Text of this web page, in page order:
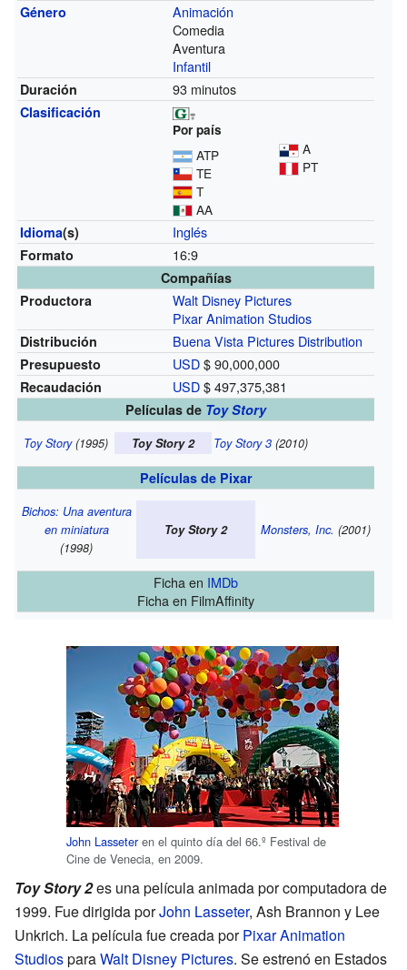
Género
Animación
Comedia
Aventura
Infantil
Duración 93 minutos
Clasificación
Por país
ATP
TE
T
AA
A
PT
Idioma(s) Inglés
Formato 16:9
Compañías
Productora
Walt Disney Pictures
Pixar Animation Studios
Distribución Buena Vista Pictures Distribution
Presupuesto USD$ 90,000,000
Recaudación USD$ 497,375,381
Películas de Toy Story
Toy Story(1995) Toy Story 2 Toy Story 3 (2010)
Películas de Pixar
Bichos: Una aventura
en miniatura
(1998)
Toy Story 2 Monsters, Inc. (2001)
Ficha en IMDb
Ficha en FilmAffinity
John Lasseteren el quinto día del 66.º Festival de
Cine de Venecia, en 2009.
Toy Story 2es una película animada por computadora de
1999. Fue dirigida porJohn Lasseter, Ash Brannon y Lee
Unkrich. La película fue creada porPixar Animation
StudiosparaWalt Disney Pictures. Se estrenó en Estados